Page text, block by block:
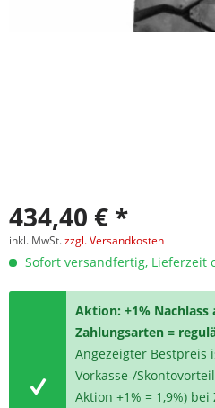
434,40 € *
inkl. MwSt.zzgl. Versandkosten
Sofort versandfertig, Lieferzeit
Aktion: +1%
Zahlungsarten =
Angezeigter Bestpreis
Vorkasse-/
Aktion +1% = 1,9%)